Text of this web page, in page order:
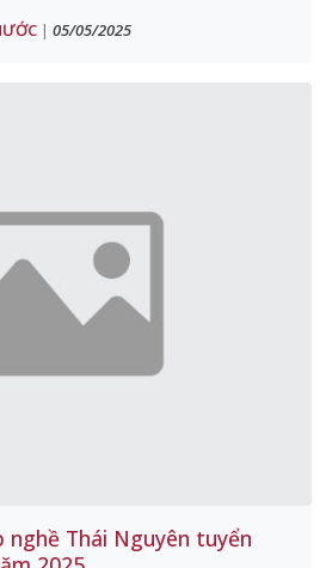
| 05/05/2025
Thái Nguyên tuyển